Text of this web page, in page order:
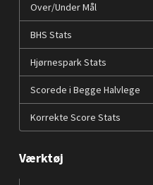
Over/Under Mål
BHS Stats
Hjørnespark Stats
Scorede i Begge Halvlege
Korrekte Score Stats
Værktøj